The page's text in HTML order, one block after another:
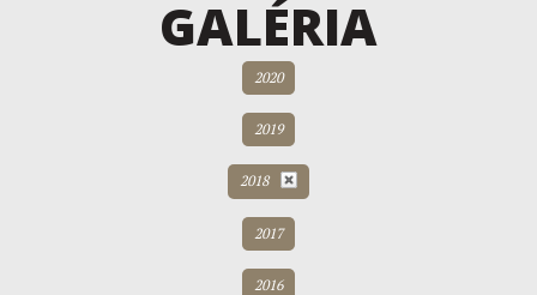
GALÉRIA
2016
2017
2018
2019
2020